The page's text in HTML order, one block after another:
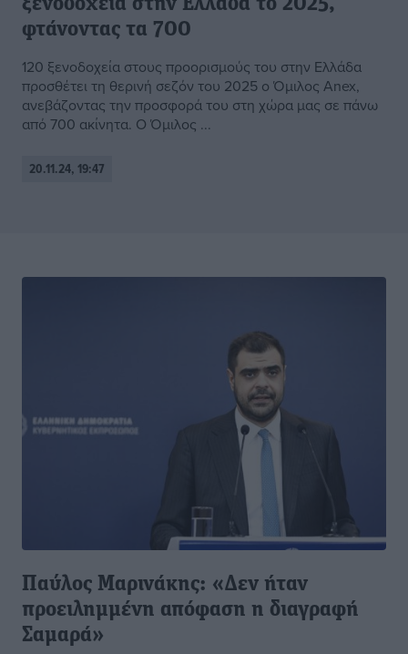
ξενοδοχεία στην Ελλάδα το 2025,
φτάνοντας τα 700
120 ξενοδοχεία στους προορισμούς του στην Ελλάδα
προσθέτει τη θερινή σεζόν του 2025 ο Όμιλος Anex,
ανεβάζοντας την προσφορά του στη χώρα μας σε πάνω
από 700 ακίνητα. Ο Όμιλος ...
20.11.24, 19:47
Παύλος Μαρινάκης: «Δεν ήταν
προειλημμένη απόφαση η διαγραφή
Σαμαρά»